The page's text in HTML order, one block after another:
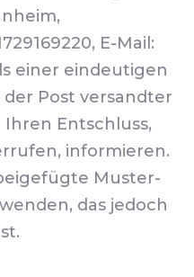
E-Mail:
einer eindeutigen
Post versandter
Entschluss,
informieren.
Muster-
das jedoch